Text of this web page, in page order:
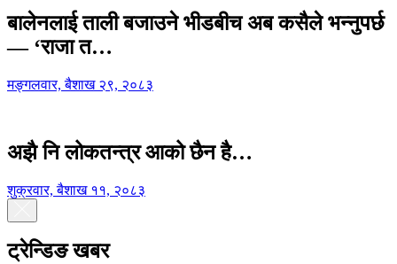
बालेनलाई ताली बजाउने भीडबीच अब कसैले भन्नुपर्छ
— ‘राजा त…
मङ्गलवार, बैशाख २९, २०८३
अझै नि लोकतन्त्र आको छैन है…
शुक्रवार, बैशाख ११, २०८३
ट्रेन्डिङ खबर